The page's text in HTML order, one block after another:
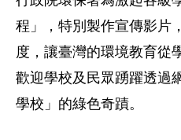
程」，特別製作宣傳影片
度，讓臺灣的環境教育從
歡迎學校及民眾踴躍透過
學校」的綠色奇蹟。